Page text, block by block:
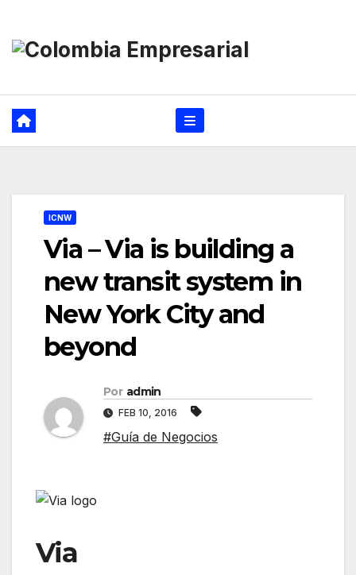
contenido
ICNW
Via – Via is building a
new transit system in
New York City and
beyond
Por admin
FEB 10, 2016
#Guía de Negocios
Via